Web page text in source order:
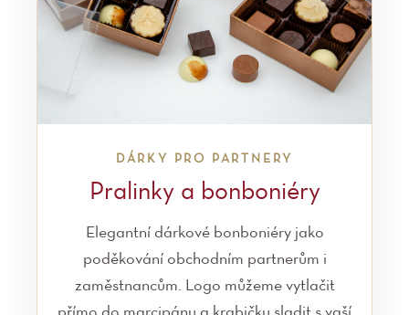
DÁRKY PRO PARTNERY
Pralinky a bonboniéry
Elegantní dárkové bonboniéry jako
poděkování obchodním partnerům i
zaměstnancům. Logo můžeme vytlačit